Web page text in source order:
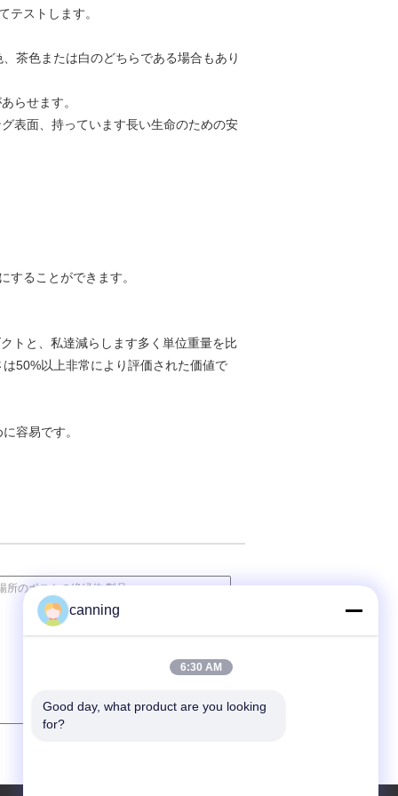
テストします。
茶色または白のどちらである場合もあり
らせます。
表面、持っています長い生命のための安
ることができます。
トと、私達減らします多く単位重量を比
50%以上非常により評価された価値で
容易です。
canning
6:30 AM
Good day, what product are you looking
for?